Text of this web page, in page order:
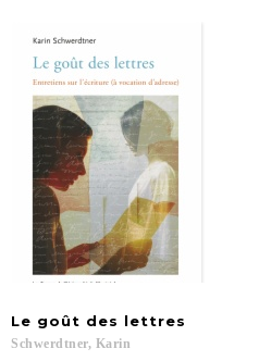
Le goût des lettres
Schwerdtner, Karin